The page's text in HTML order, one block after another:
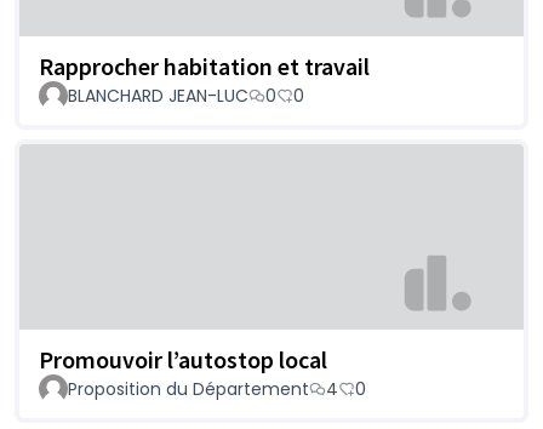
Rapprocher habitation et travail
BLANCHARD JEAN-LUC 0 0
Promouvoir l’autostop local
Proposition du Département 4 0